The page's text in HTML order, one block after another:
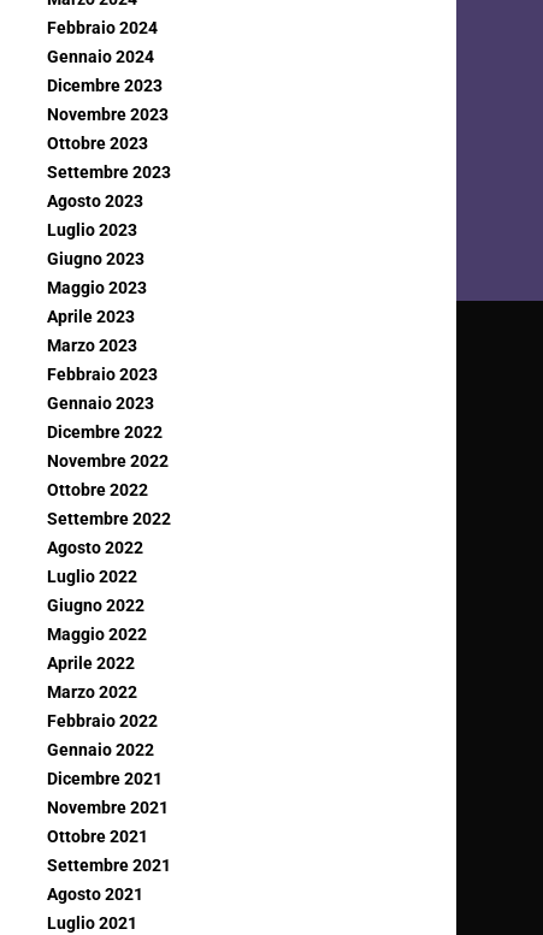
Febbraio 2024
Gennaio 2024
Dicembre 2023
Novembre 2023
Ottobre 2023
Settembre 2023
Agosto 2023
Luglio 2023
Giugno 2023
Maggio 2023
Aprile 2023
Marzo 2023
Febbraio 2023
Gennaio 2023
Dicembre 2022
Novembre 2022
Ottobre 2022
Settembre 2022
Agosto 2022
Luglio 2022
Giugno 2022
Maggio 2022
Aprile 2022
Marzo 2022
Febbraio 2022
Gennaio 2022
Dicembre 2021
Novembre 2021
Ottobre 2021
Settembre 2021
Agosto 2021
Luglio 2021